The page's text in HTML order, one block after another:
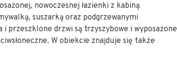
nowoczesnej łazienki z kabiną
suszarką oraz podgrzewanymi
i przeszklone drzwi są trzyszybowe i wyposażone
W obiekcie znajduje się także